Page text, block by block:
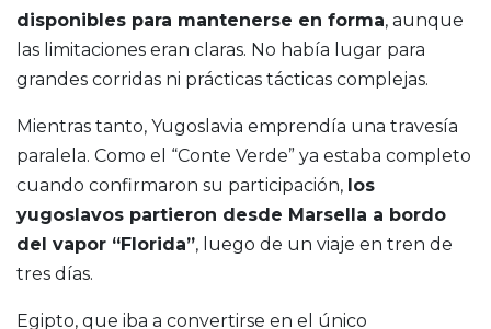
disponibles para mantenerse en forma, aunque
las limitaciones eran claras. No había lugar para
grandes corridas ni prácticas tácticas complejas.
Mientras tanto, Yugoslavia emprendía una travesía
paralela. Como el “Conte Verde” ya estaba completo
cuando confirmaron su participación, los
yugoslavos partieron desde Marsella a bordo
del vapor “Florida”, luego de un viaje en tren de
tres días.
Egipto, que iba a convertirse en el único